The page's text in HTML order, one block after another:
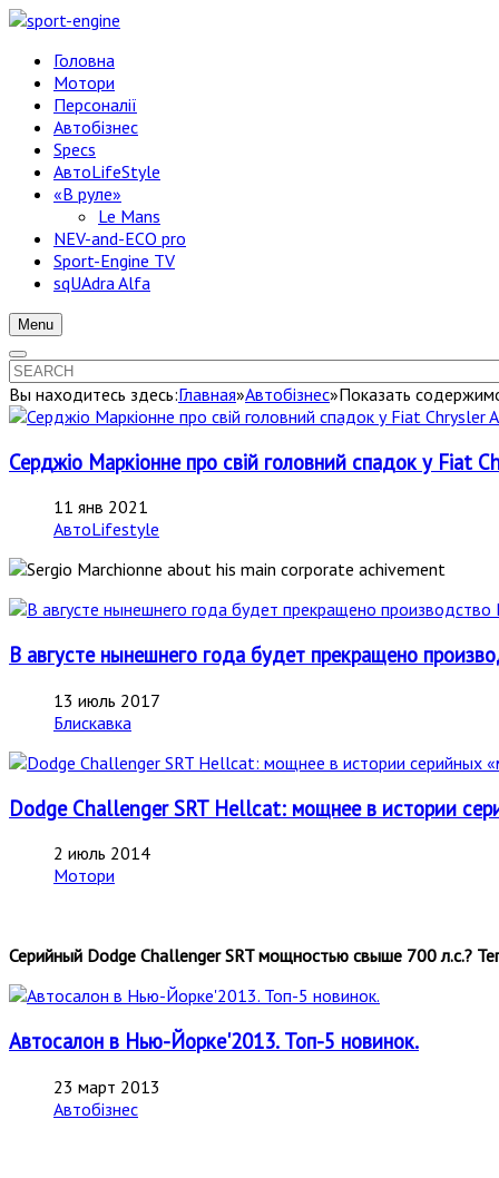
Головна
Мотори
Персоналії
Автобізнес
Specs
АвтоLifeStyle
«В руле»
Le Mans
NEV-and-ECO pro
Sport-Engine TV
sqUAdra Alfa
Menu
Вы находитесь здесь:Главная»Автобізнес»Показать
Серджіо Маркіонне про свій головний спадок у Fiat
11 янв 2021
АвтоLifestyle
В августе нынешнего года будет прекращено
13 июль 2017
Блискавка
Dodge Challenger SRT Hellcat: мощнее в истории
2 июль 2014
Мотори
Серийный Dodge Challenger SRT мощностью свыше 700 л.с.?
Автосалон в Нью-Йорке'2013. Топ-5 новинок.
23 март 2013
Автобізнес